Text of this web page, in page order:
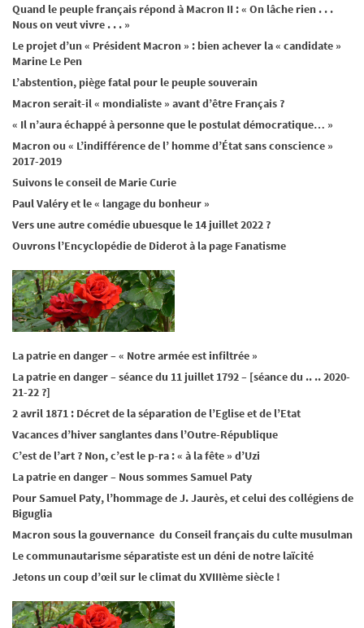
Quand le peuple français répond à Macron II : « On lâche rien . . .
Nous on veut vivre . . . »
Le projet d’un « Président Macron » : bien achever la « candidate »
Marine Le Pen
L’abstention, piège fatal pour le peuple souverain
Macron serait-il « mondialiste » avant d’être Français ?
« Il n’aura échappé à personne que le postulat démocratique… »
Macron ou « L’indifférence de l’ homme d’État sans conscience »
2017-2019
Suivons le conseil de Marie Curie
Paul Valéry et le « langage du bonheur »
Vers une autre comédie ubuesque le 14 juillet 2022 ?
Ouvrons l’Encyclopédie de Diderot à la page Fanatisme
La patrie en danger – « Notre armée est infiltrée »
La patrie en danger – séance du 11 juillet 1792 – [séance du .. .. 2020-
21-22 ?]
2 avril 1871 : Décret de la séparation de l’Eglise et de l’Etat
Vacances d’hiver sanglantes dans l’Outre-République
C’est de l’art ? Non, c’est le p-ra : « à la fête » d’Uzi
La patrie en danger – Nous sommes Samuel Paty
Pour Samuel Paty, l’hommage de J. Jaurès, et celui des collégiens de
Biguglia
Macron sous la gouvernance du Conseil français du culte musulman
Le communautarisme séparatiste est un déni de notre laïcité
Jetons un coup d’œil sur le climat du XVIIIème siècle !